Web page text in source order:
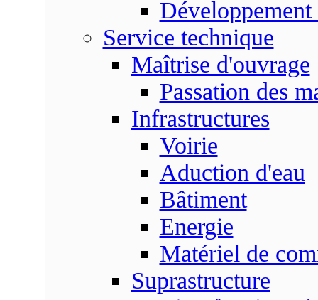
Développement
Service technique
Maîtrise d'ouvrage
Passation des
Infrastructures
Voirie
Aduction d'eau
Bâtiment
Energie
Matériel de
Suprastructure